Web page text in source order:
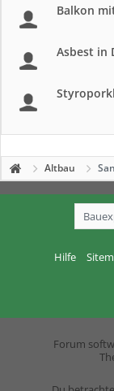
Balkon
Asbest in
Altbau
Hilfe
Forum